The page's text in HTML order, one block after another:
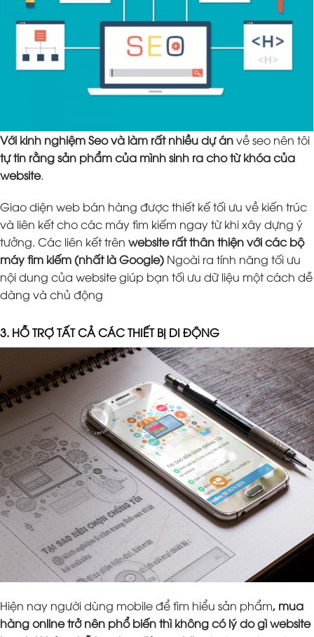
Với kinh nghiệm Seo và làm rất nhiều dự ánvề seo nên tôi
tự tin rằng sản phẩm của mình sinh ra cho từ khóa của
website.
Giao diện web bán hàng được thiết kế tối ưu về kiến trúc
và liên kết cho các máy tìm kiếm ngay từ khi xây dựng ý
tưởng. Các liên kết trên website rất thân thiện với các bộ
máy tìm kiếm (nhất là Google) Ngoài ra tính năng tối ưu
nội dung của website giúp bạn tối ưu dữ liệu một cách dễ
dàng và chủ động
3. HỖ TRỢ TẤT CẢ CÁC THIẾT BỊ DI ĐỘNG
Hiện nay người dùng mobile để tìm hiểu sản phẩm, mua
hàng online trở nên phổ biến thì không có lý do gì website